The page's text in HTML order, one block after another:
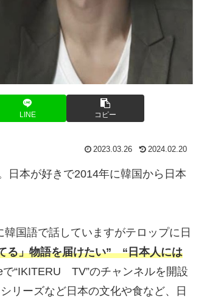
LINE コピー
2023.03.26 2024.02.20
日本が好きで2014年に韓国から日本
国語で話していますがテロップに日
る」物語を届けたい”
“日本人には
で“IKITERU TV”のチャンネルを開設
リーズなど日本の文化や食など、日